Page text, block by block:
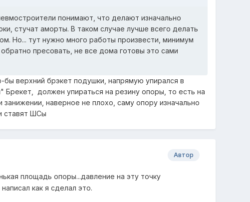
понимают, что делают изначально
стучат аморты. В таком случае лучше всего делать
Но... тут нужно много работы произвести, минимум
пресовать, не все дома готовы это сами
верхний брэкет подушки, напрямую упирался в
Брекет, должен упираться на резину опоры, то есть на
наверное не плохо, саму опору изначально
ставят ШСы
Автор
площадь опоры...давление на эту точку
как я сделал это.